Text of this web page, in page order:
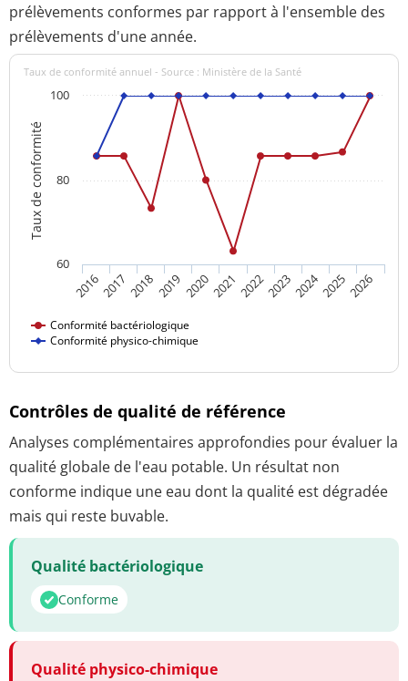
prélèvements conformes par rapport à l'ensemble des
prélèvements d'une année.
Taux de conformité
Taux de conformité annuel - Source : Ministère de la Santé
Conformité bactériologique
Conformité physico-chimique
20162017 201820192020202120222023202420252026
60
80
100
Contrôles de qualité de référence
Analyses complémentaires approfondies pour évaluer la
qualité globale de l'eau potable. Un résultat non
conforme indique une eau dont la qualité est dégradée
mais qui reste buvable.
Qualité bactériologique
Conforme
Qualité physico-chimique